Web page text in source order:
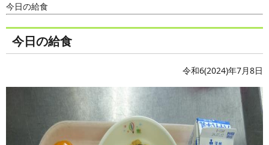
今日の給食
今日の給食
令和6(2024)年7月8日